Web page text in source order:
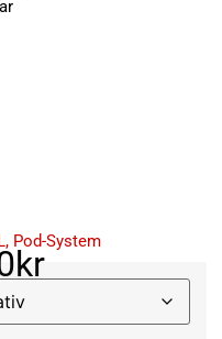
, Pod-System
kr